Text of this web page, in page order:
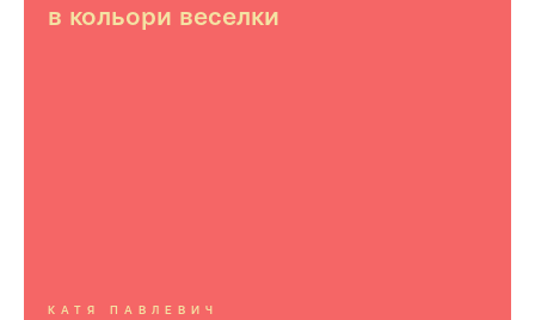
в кольори веселки
КАТЯ ПАВЛЕВИЧ